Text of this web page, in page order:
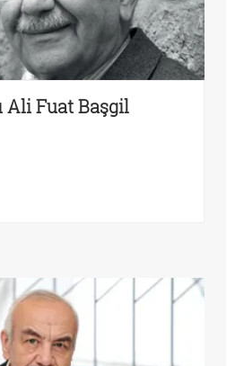
Ali Fuat Başgil